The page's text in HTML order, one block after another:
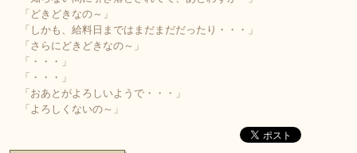
「どきどきなの～」
「しかも、給料日まではまだまだだったり・・・」
「さらにどきどきなの～」
「・・・」
「・・・」
「おあとがよろしいようで・・・」
「よろしくないの～」